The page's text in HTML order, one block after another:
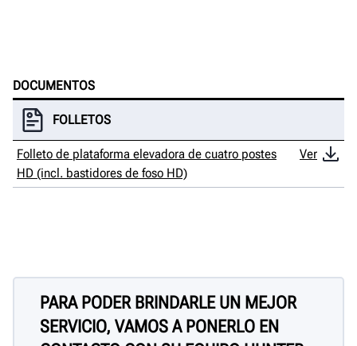
DOCUMENTOS
FOLLETOS
Folleto de plataforma elevadora de cuatro postes
HD (incl. bastidores de foso HD)
Ver
PARA PODER BRINDARLE UN MEJOR
SERVICIO, VAMOS A PONERLO EN